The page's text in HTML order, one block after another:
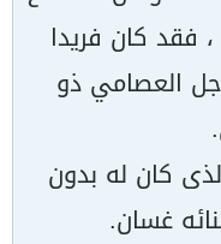
فقد كان فريدا
العصامي ذو
كان له بدون
غسان.